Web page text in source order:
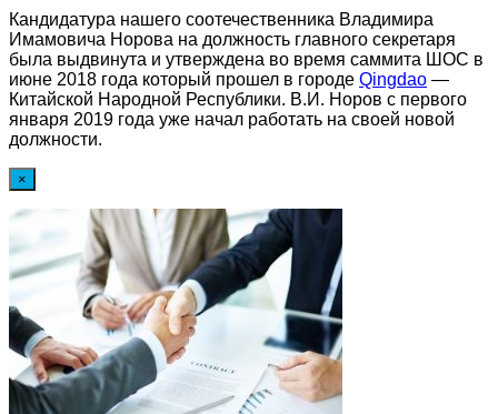
Кандидатура нашего соотечественника Владимира
Имамовича Норова на должность главного секретаря
была выдвинута и утверждена во время саммита ШОС в
июне 2018 года который прошел в городе Qingdao —
Китайской Народной Республики. В.И. Норов с первого
января 2019 года уже начал работать на своей новой
должности.
×